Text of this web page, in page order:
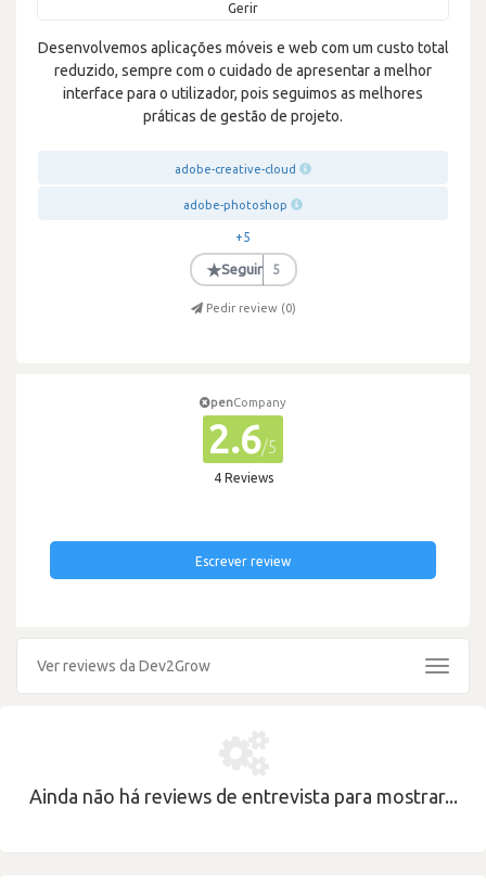
Gerir
Desenvolvemos aplicações móveis e web com um custo total
reduzido, sempre com o cuidado de apresentar a melhor
interface para o utilizador, pois seguimos as melhores
práticas de gestão de projeto.
adobe-creative-cloud
adobe-photoshop
+5
★Seguir 5
Pedir review (0)
penCompany
2.6/5
4 Reviews
Escrever review
Ver reviews da Dev2Grow
Toggle
Ainda não há reviews de entrevista para mostrar...